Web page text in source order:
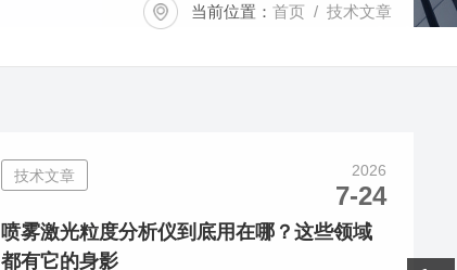
当前位置： 首页 / 技术文章
技术文章 2026
7-24
喷雾激光粒度分析仪到底用在哪？这些领域
都有它的身影